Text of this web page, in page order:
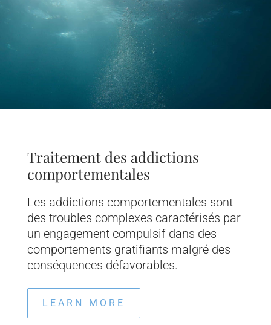
Traitement des addictions
comportementales
Les addictions comportementales sont
des troubles complexes caractérisés par
un engagement compulsif dans des
comportements gratifiants malgré des
conséquences défavorables.
LEARN MORE